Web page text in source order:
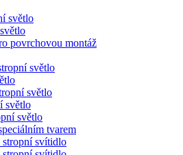
světlo
povrchovou montáž
světlo
světlo
světlo
světlo
tvarem
svítidlo